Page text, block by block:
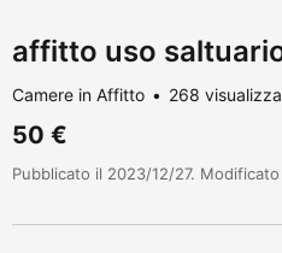
affitto uso
Camere in Affitto 268
50 €
Pubblicato il 2023/12/27.